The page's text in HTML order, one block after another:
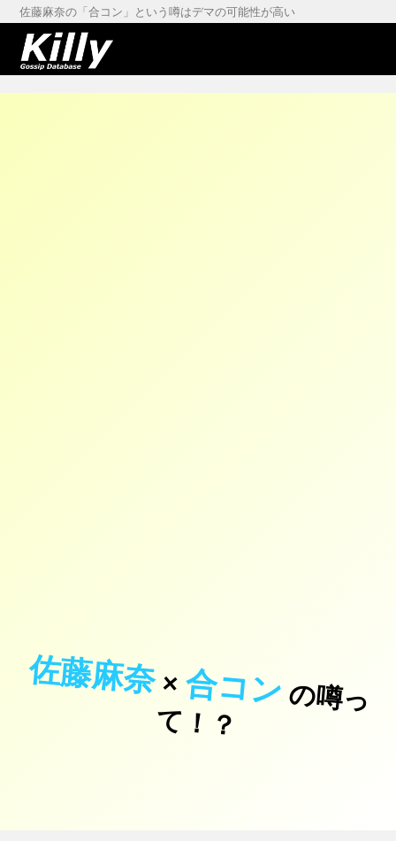
佐藤麻奈の「合コン」という噂はデマの可能性が高い
佐藤麻奈×合コンの
噂
っ
て
！
？